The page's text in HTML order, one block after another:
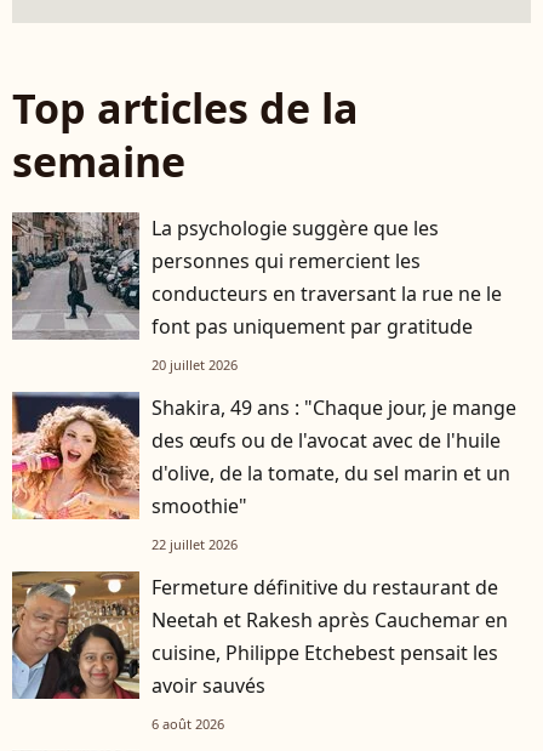
Top articles de la
semaine
La psychologie suggère que les
personnes qui remercient les
conducteurs en traversant la rue ne le
font pas uniquement par gratitude
20 juillet 2026
Shakira, 49 ans : "Chaque jour, je mange
des œufs ou de l'avocat avec de l'huile
d'olive, de la tomate, du sel marin et un
smoothie"
22 juillet 2026
Fermeture définitive du restaurant de
Neetah et Rakesh après Cauchemar en
cuisine, Philippe Etchebest pensait les
avoir sauvés
6 août 2026